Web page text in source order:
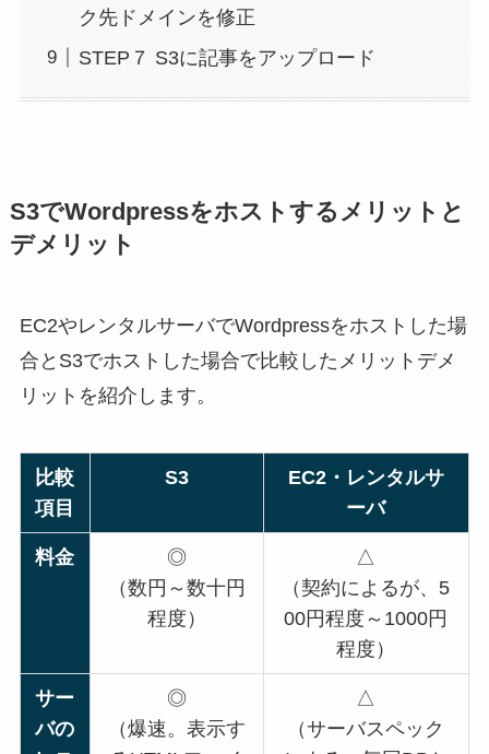
ク先ドメインを修正
STEP７ S3に記事をアップロード
S3でWordpressをホストするメリットと
デメリット
EC2やレンタルサーバでWordpressをホストした場
合とS3でホストした場合で比較したメリットデメ
リットを紹介します。
比較
項目
S3
EC2・レンタルサ
ーバ
料金
◎
（数円～数十円
程度）
△
（契約によるが、5
00円程度～1000円
程度）
サー
バの
◎
（爆速。表示す
△
（サーバスペック